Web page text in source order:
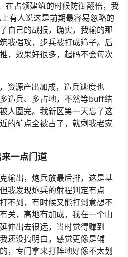
在占领建筑的时候防御翻倍，我
有人说这是前期最容易忽略的
自己的战报，确实，我输的那
我强攻，步兵被打成筛子。后
，效果好很多，起码不会每次
资源产出加成，造兵速度也
造兵、多占地，不然等buff结
人圈完。我新区第一天忘了这
的矿点全被占了，就剩我老家
一点门道
输出，炮兵放最后排，这是基
我发现炮兵的射程判定有点
不到，有时候又能打到意想不
关，高地有加成，我在一个山
伸出去很远，当时觉得赚到
还没搞明白，感觉更像是辅
，专门拿来打阵地好像不太划